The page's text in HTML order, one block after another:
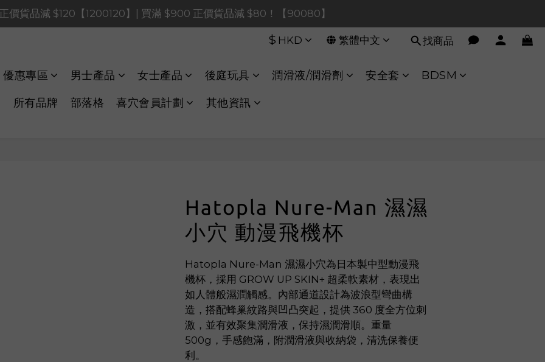
價貨品減 $120【1200120】| 買滿 $900 正價貨品減 $80！【90080】
價貨品減 $120【1200120】| 買滿 $900 正價貨品減 $80！【90080】
正價貨品減 $40【60040】| 買滿 $400 正價貨品減 $20【40020】
Payments FPS將於 2026 年 8 月 9 日（日）凌晨 01:00 至 11:00 暫停交易
價貨品減 $120【1200120】| 買滿 $900 正價貨品減 $80！【90080】
$ HKD 繁體中文 找商品
優惠專區 男士產品 女士產品 後庭玩具 潤滑液/潤滑劑 安全套 BDSM
所有品牌 部落格 喜穴會員計劃 其他資訊
Hatopla Nure-Man 濕濕
小穴 動漫飛機杯
Hatopla Nure-Man 濕濕小穴為日本製中型動漫飛
機杯，採用 GROW UP SKIN+ 超柔軟素材，表現出
如人體般濕潤觸感。內部通道設計為波浪型彎曲構
造，搭配蜂巢紋路與凹凸突起，提供 360 度全方位刺
激，並有效聚集潤滑液，保持濕潤滑順。重量
500g，手感飽滿，附潤滑液與收納袋，清洗保養便
利。